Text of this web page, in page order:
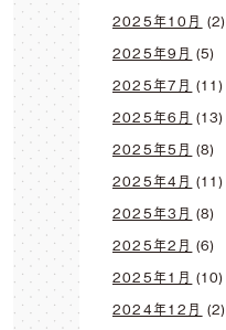
2025年10月 (2)
2025年9月 (5)
2025年7月 (11)
2025年6月 (13)
2025年5月 (8)
2025年4月 (11)
2025年3月 (8)
2025年2月 (6)
2025年1月 (10)
2024年12月 (2)